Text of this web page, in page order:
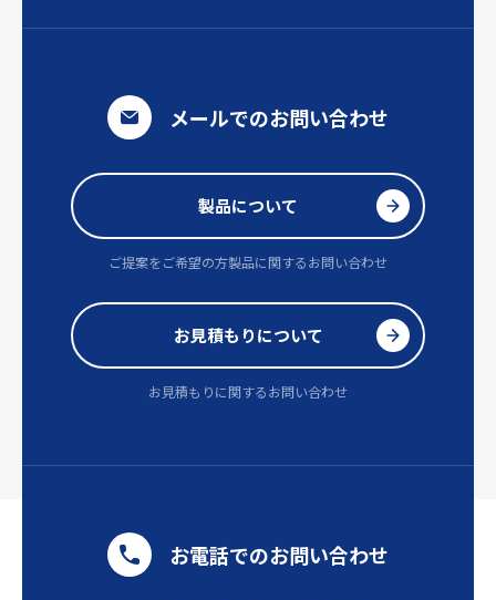
メールでのお問い合わせ
製品について
ご提案をご希望の方製品に関するお問い合わせ
お見積もりについて
お見積もりに関するお問い合わせ
お電話でのお問い合わせ